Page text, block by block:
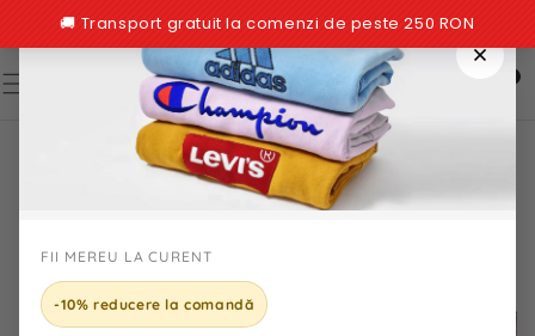
FII MEREU LA CURENT
-10% reducere la comandă
CONȚINUT